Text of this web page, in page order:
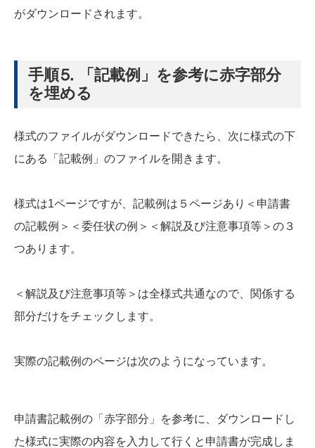
がダウンロードされます。
手順⒌ 「記載例」を参考に赤字部分
を埋める
様式のファイルがダウンロードできたら、次に様式の下
にある「記載例」のファイルを開きます。
様式は1ページですが、記載例は５ページあり＜申請書
の記載例＞＜委任状の例＞＜解説及び注意事項等＞の３
つあります。
＜解説及び注意事項等＞は全様式共通なので、関係する
部分だけをチェックします。
実際の記載例のページは次のようになっています。
申請書記載例の「赤字部分」を参考に、ダウンロードし
た様式に実際の内容を入力して行くと申請書が完成しま